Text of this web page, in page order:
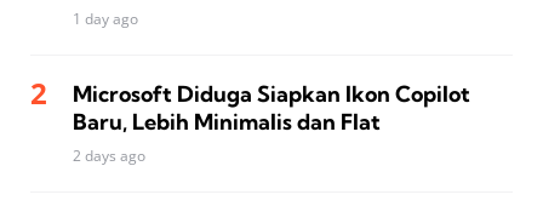
1 day ago
Microsoft Diduga Siapkan Ikon Copilot
Baru, Lebih Minimalis dan Flat
2 days ago